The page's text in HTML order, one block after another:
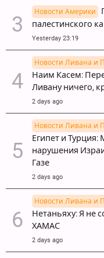
Новости Америки
палестинского
Yesterday 23:19
Новости Ливана и
Наим Касем:
Ливану ничего,
2 days ago
Новости Ливана и
Египет и
нарушения
Газе
2 days ago
Новости Ливана и
Нетаньяху: Я не
ХАМАС
2 days ago